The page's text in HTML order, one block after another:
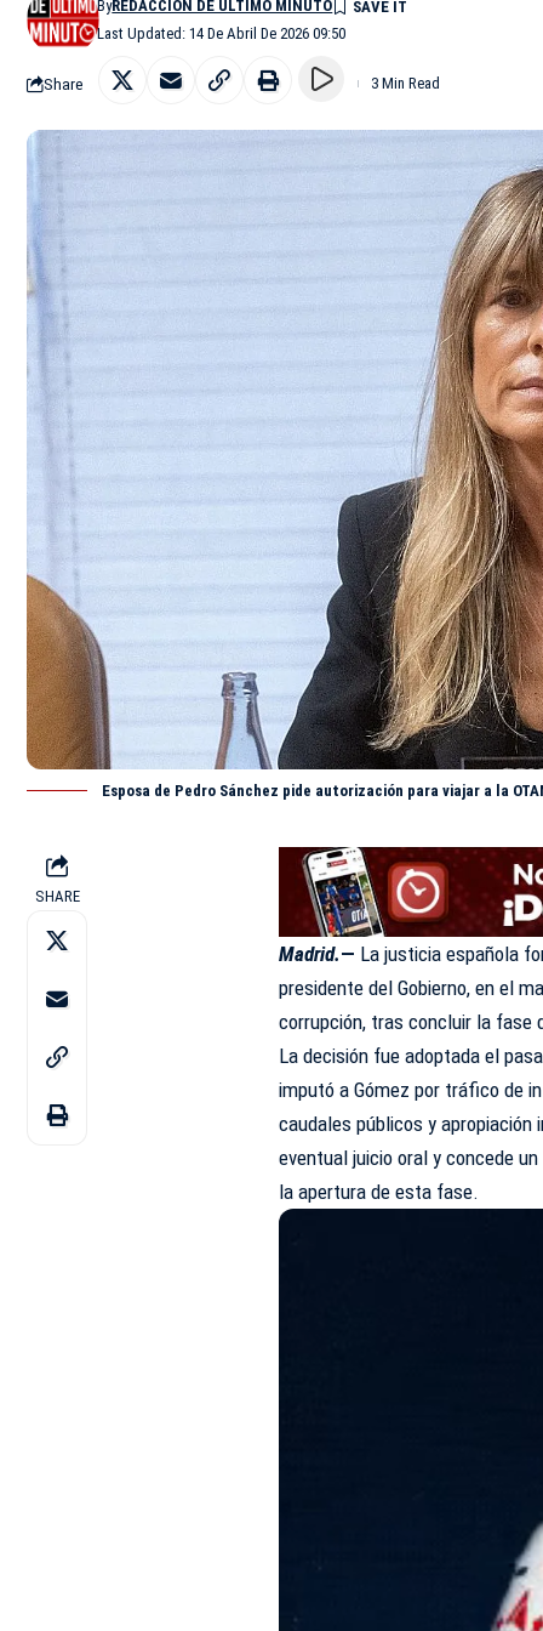
Last Updated: 14 De Abril De 2026 09:50
ByREDACCIÓN DE ÚLTIMO MINUTO
Share 3 Min Read
Esposa de Pedro Sánchez pide autorización para viajar a la
SHARE
Madrid.— La justicia española
presidente del Gobierno, en el
corrupción, tras concluir la fase
La decisión fue adoptada el
imputó a Gómez por tráfico de
caudales públicos y apropiación
eventual juicio oral y concede
la apertura de esta fase.